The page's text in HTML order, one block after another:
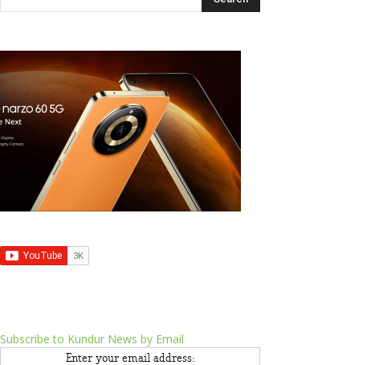
Subscribe to Kundur News by Email
Enter your email address: